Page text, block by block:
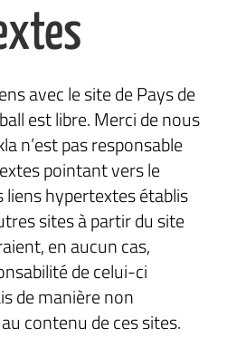
avec le site de Pays de
est libre. Merci de nous
n’est pas responsable
pointant vers le
liens hypertextes établis
sites à partir du site
en aucun cas,
de celui-ci
de manière non
contenu de ces sites.